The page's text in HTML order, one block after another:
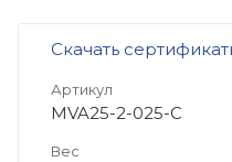
Скачать
Артикул
MVA25-2-025-C
Вес